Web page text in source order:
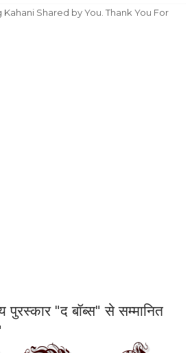
Shared by You. Thank You For
पुरस्कार "द बॉब्स" से सम्मानित